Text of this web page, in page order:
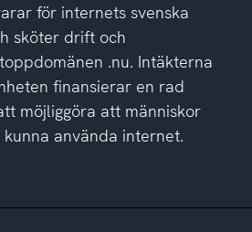
för internets svenska
sköter drift och
.nu. Intäkterna
finansierar en rad
möjliggöra att människor
kunna använda internet.